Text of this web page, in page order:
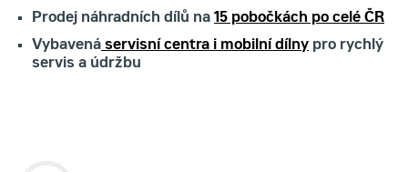
Prodej náhradních dílů na 15 pobočkách po celé ČR
Vybavená servisní centra i mobilní dílny pro rychlý
servis a údržbu